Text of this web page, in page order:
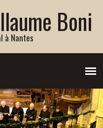
Boni
à Nantes